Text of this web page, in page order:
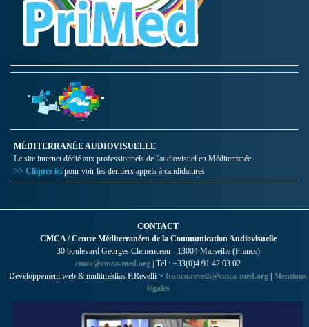
MÉDITERRANÉE AUDIOVISUELLE
Le site internet dédié aux professionnels de l'audiovisuel en Méditerranée.
>> Cliquez ici pour voir les derniers appels à candidatures
CONTACT
CMCA / Centre Méditerranéen de la Communication Audiovisuelle
30 boulevard Georges Clemenceau - 13004 Marseille (France)
cmca@cmca-med.org | Tél : +33(0)4 91 42 03 02
Développement web & multimédias F.Revelli > franco.revelli@cmca-med.org | Mentions
légales